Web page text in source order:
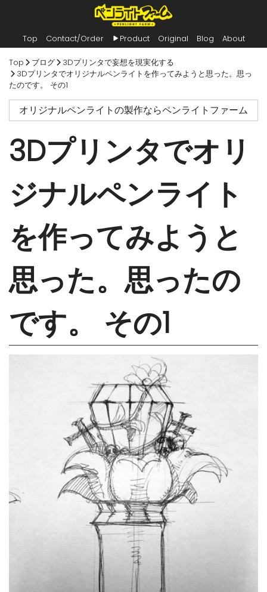
Top Contact/Order Product Original Blog About
Top ブログ
3Dプリンタで妄想を現実化する
3Dプリンタでオリジナルペンライトを作ってみようと思った。思っ
たのです。 その1
オリジナルペンライトの製作ならペンライトファーム
3Dプリンタでオリ
ジナルペンライト
を作ってみようと
思った。思ったの
です。 その1